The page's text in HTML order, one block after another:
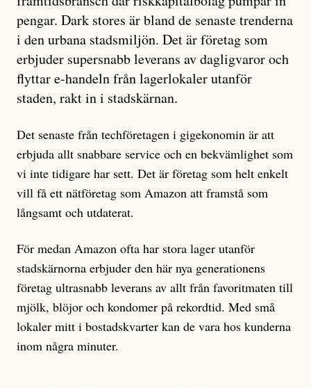
pengar. Dark stores är bland de senaste trenderna
i den urbana stadsmiljön. Det är företag som
erbjuder supersnabb leverans av dagligvaror och
flyttar e-handeln från lagerlokaler utanför
staden, rakt in i stadskärnan.
Det senaste från techföretagen i gigekonomin är att
erbjuda allt snabbare service och en bekvämlighet som
vi inte tidigare har sett. Det är företag som helt enkelt
vill få ett nätföretag som Amazon att framstå som
långsamt och utdaterat.
För medan Amazon ofta har stora lager utanför
stadskärnorna erbjuder den här nya generationens
företag ultrasnabb leverans av allt från favoritmaten till
mjölk, blöjor och kondomer på rekordtid. Med små
lokaler mitt i bostadskvarter kan de vara hos kunderna
inom några minuter.